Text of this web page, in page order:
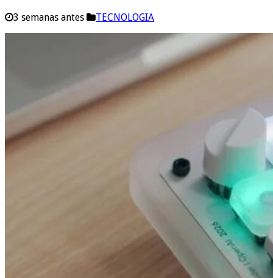
3 semanas antes TECNOLOGIA